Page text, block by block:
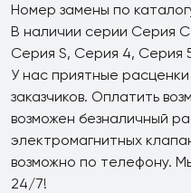
Номер замены по
В наличии серии Серия
Серия S, Серия 4, Серия
У нас приятные
заказчиков. Оплатить
возможен безналичный
электромагнитных
возможно по телефону.
24/7!